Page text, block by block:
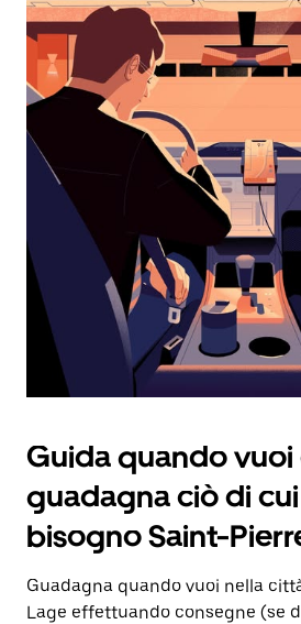
basso
per
interagire
con
il
calendario
e
selezionare
una
data.
Utilizza
pulsante
Esc
per
chiudere
calendario.
Guida quando vuoi
guadagna ciò di
bisogno Saint-
Guadagna quando vuoi nella
Lage effettuando consegne (se